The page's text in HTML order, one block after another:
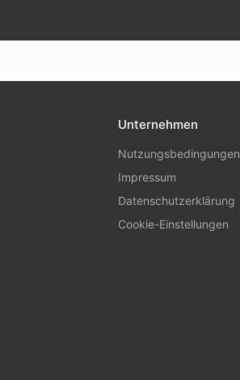
Unternehmen
Nutzungsbedingungen
Impressum
Datenschutzerklärung
Cookie-Einstellungen